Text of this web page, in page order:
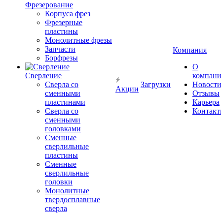
Фрезерование
Корпуса фрез
Фрезерные
пластины
Монолитные фрезы
Запчасти
Борфрезы
Сверление
Сверла со
сменными
пластинами
Сверла со
сменными
головками
Сменные
сверлильные
пластины
Сменные
сверлильные
головки
Монолитные
твердосплавные
сверла
Акции
Загрузки
Компания
О
Новости
Отзывы
Карьера